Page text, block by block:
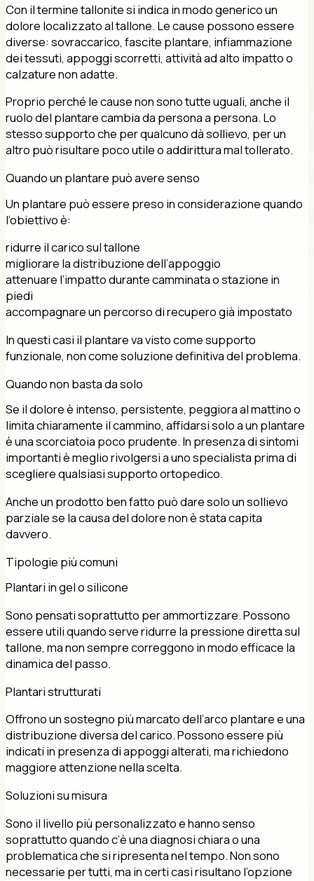
Con il termine tallonite si indica in modo generico un
dolore localizzato al tallone. Le cause possono essere
diverse: sovraccarico, fascite plantare, infiammazione
dei tessuti, appoggi scorretti, attività ad alto impatto o
calzature non adatte.
Proprio perché le cause non sono tutte uguali, anche il
ruolo del plantare cambia da persona a persona. Lo
stesso supporto che per qualcuno dà sollievo, per un
altro può risultare poco utile o addirittura mal tollerato.
Quando un plantare può avere senso
Un plantare può essere preso in considerazione quando
l’obiettivo è:
ridurre il carico sul tallone
migliorare la distribuzione dell’appoggio
attenuare l’impatto durante camminata o stazione in
piedi
accompagnare un percorso di recupero già impostato
In questi casi il plantare va visto come supporto
funzionale, non come soluzione definitiva del problema.
Quando non basta da solo
Se il dolore è intenso, persistente, peggiora al mattino o
limita chiaramente il cammino, affidarsi solo a un plantare
è una scorciatoia poco prudente. In presenza di sintomi
importanti è meglio rivolgersi a uno specialista prima di
scegliere qualsiasi supporto ortopedico.
Anche un prodotto ben fatto può dare solo un sollievo
parziale se la causa del dolore non è stata capita
davvero.
Tipologie più comuni
Plantari in gel o silicone
Sono pensati soprattutto per ammortizzare. Possono
essere utili quando serve ridurre la pressione diretta sul
tallone, ma non sempre correggono in modo efficace la
dinamica del passo.
Plantari strutturati
Offrono un sostegno più marcato dell’arco plantare e una
distribuzione diversa del carico. Possono essere più
indicati in presenza di appoggi alterati, ma richiedono
maggiore attenzione nella scelta.
Soluzioni su misura
Sono il livello più personalizzato e hanno senso
soprattutto quando c’è una diagnosi chiara o una
problematica che si ripresenta nel tempo. Non sono
necessarie per tutti, ma in certi casi risultano l’opzione